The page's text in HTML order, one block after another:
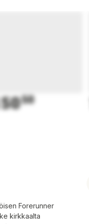
50
Forerunner
kirkkaalta